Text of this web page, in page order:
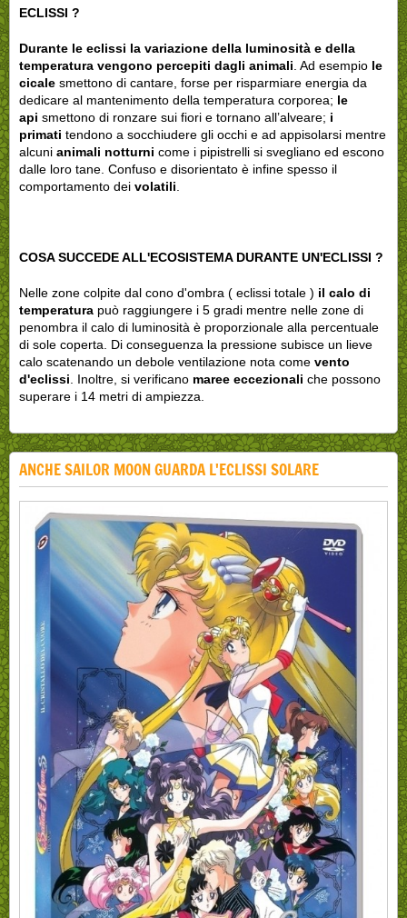
ECLISSI ?
Durante le eclissi la variazione della luminosità e della
temperatura vengono percepiti dagli animali . Ad esempio le
cicale smettono di cantare, forse per risparmiare energia da
dedicare al mantenimento della temperatura corporea; le
api smettono di ronzare sui fiori e tornano all’alveare; i
primati tendono a socchiudere gli occhi e ad appisolarsi mentre
alcuni animali notturni come i pipistrelli si svegliano ed escono
dalle loro tane. Confuso e disorientato è infine spesso il
comportamento dei volatili
COSA SUCCEDE ALL'ECOSISTEMA DURANTE UN'ECLISSI ?
Nelle zone colpite dal cono d'ombra ( eclissi totale ) il calo di
temperatura può raggiungere i 5 gradi mentre nelle zone di
penombra il calo di luminosità è proporzionale alla percentuale
di sole coperta. Di conseguenza la pressione subisce un lieve
calo scatenando un debole ventilazione nota come vento
d'eclissi . Inoltre, si verificano maree eccezionali che possono
superare i 14 metri di ampiezza.
ANCHE SAILOR MOON GUARDA L'ECLISSI SOLARE